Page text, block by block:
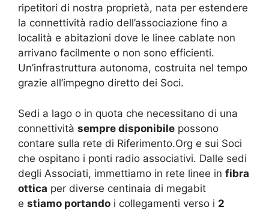
ripetitori di nostra proprietà, nata per estendere
la connettività radio dell’associazione fino a
località e abitazioni dove le linee cablate non
arrivano facilmente o non sono efficienti.
Un’infrastruttura autonoma, costruita nel tempo
grazie all’impegno diretto dei Soci.
Sedi a lago o in quota che necessitano di una
connettività sempre disponibile possono
contare sulla rete di Riferimento.Org e sui Soci
che ospitano i ponti radio associativi. Dalle sedi
degli Associati, immettiamo in rete linee in fibra
ottica per diverse centinaia di megabit
e stiamo portando i collegamenti verso i 2